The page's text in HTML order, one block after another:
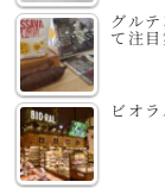
グル
て注
ビオ